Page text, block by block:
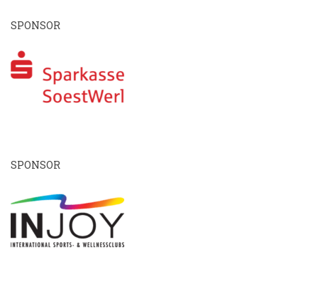
SPONSOR
SPONSOR